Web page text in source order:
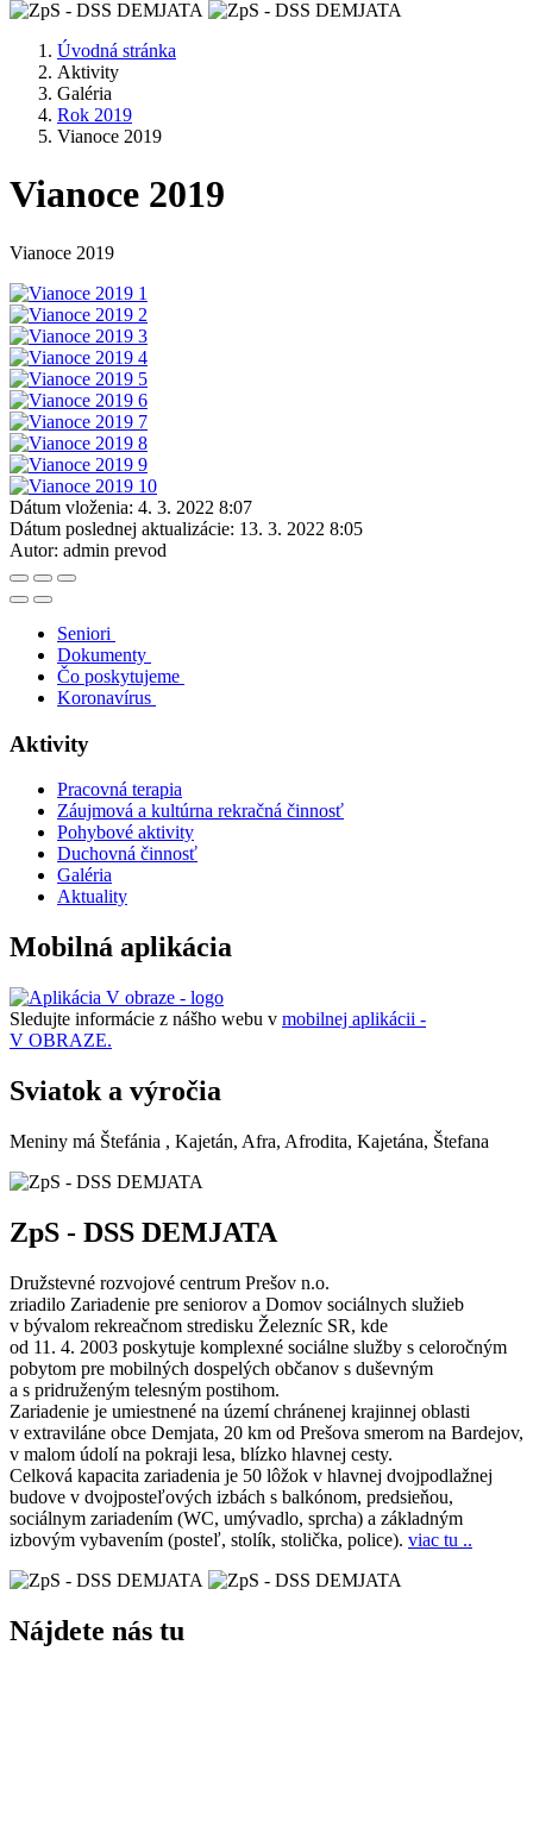
Úvodná stránka
Aktivity
Galéria
Rok 2019
Vianoce 2019
Vianoce 2019
Vianoce 2019
Dátum vloženia: 4. 3. 2022 8:07
Dátum poslednej aktualizácie: 13. 3. 2022 8:05
Autor: admin prevod
Seniori
Dokumenty
Čo poskytujeme
Koronavírus
Aktivity
Pracovná terapia
Záujmová a kultúrna rekračná činnosť
Pohybové aktivity
Duchovná činnosť
Galéria
Aktuality
Mobilná aplikácia
Sledujte informácie z nášho webu v mobilnej aplikácii -
V OBRAZE.
Sviatok a výročia
Meniny má Štefánia , Kajetán, Afra, Afrodita, Kajetána, Štefana
ZpS - DSS DEMJATA
Družstevné rozvojové centrum Prešov n.o.
zriadilo Zariadenie pre seniorov a Domov sociálnych služieb
v bývalom rekreačnom stredisku Železníc SR, kde
od 11. 4. 2003 poskytuje komplexné sociálne služby s celoročným
pobytom pre mobilných dospelých občanov s duševným
a s pridruženým telesným postihom.
Zariadenie je umiestnené na území chránenej krajinnej oblasti
v extraviláne obce Demjata, 20 km od Prešova smerom na Bardejov,
v malom údolí na pokraji lesa, blízko hlavnej cesty.
Celková kapacita zariadenia je 50 lôžok v hlavnej dvojpodlažnej
budove v dvojposteľových izbách s balkónom, predsieňou,
sociálnym zariadením (WC, umývadlo, sprcha) a základným
izbovým vybavením (posteľ, stolík, stolička, police). viac tu ..
Nájdete nás tu